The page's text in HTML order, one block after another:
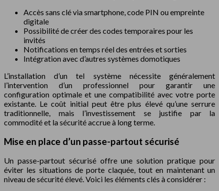
Accès sans clé via smartphone, code PIN ou empreinte
digitale
Possibilité de créer des codes temporaires pour les
invités
Notifications en temps réel des entrées et sorties
Intégration avec d’autres systèmes domotiques
L’installation d’un tel système nécessite généralement
l’intervention d’un professionnel pour garantir une
configuration optimale et une compatibilité avec votre porte
existante. Le coût initial peut être plus élevé qu’une serrure
traditionnelle, mais l’investissement se justifie par la
commodité et la sécurité accrue à long terme.
Mise en place d’un passe-partout sécurisé
Un passe-partout sécurisé offre une solution pratique pour
éviter les situations de porte claquée, tout en maintenant un
niveau de sécurité élevé. Voici les éléments clés à considérer :